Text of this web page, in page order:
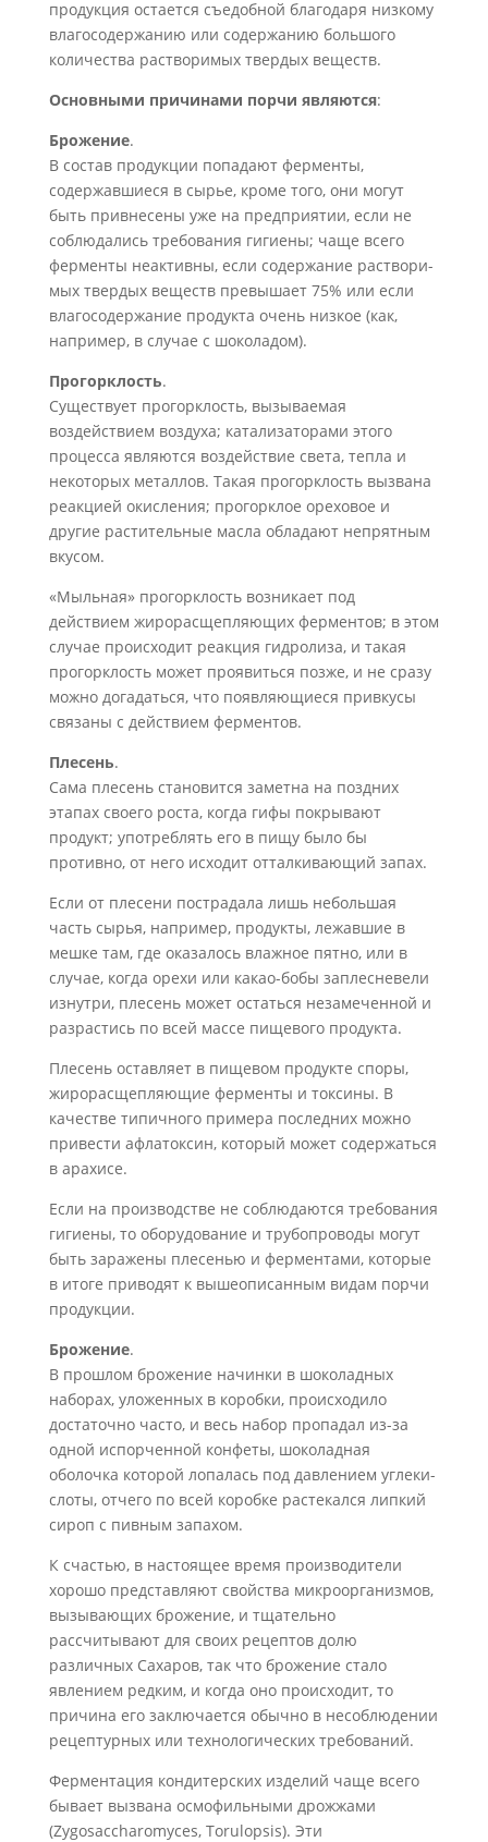
продукция остается съедоб­ной благодаря низкому
влагосодержанию или содержанию большого
количества растворимых твердых веществ.
Основными причинами порчи являются:
Брожение.
В состав продукции попадают ферменты,
содержавшиеся в сырье, кроме того, они могут
быть привнесены уже на предприятии, если не
соблюдались требования гигиены; чаще всего
ферменты неактивны, если содержание раствори­
мых твердых веществ превышает 75% или если
влагосодержание продукта очень низкое (как,
например, в случае с шоколадом).
Прогорклость.
Существует прогорклость, вызываемая
воздействием воздуха; катализаторами этого
процесса являются воздействие света, тепла и
некоторых ме­таллов. Такая прогорклость вызвана
реакцией окисления; прогорклое ореховое и
другие растительные масла обладают непрятным
вкусом.
«Мыльная» прогорклость возникает под
действием жирорасщепляющих фер­ментов; в этом
случае происходит реакция гидролиза, и такая
прогорклость может проявиться позже, и не сразу
можно догадаться, что появляющиеся привкусы
свя­заны с действием ферментов.
Плесень.
Сама плесень становится заметна на поздних
этапах своего роста, когда гифы покрывают
продукт; употреблять его в пищу было бы
противно, от него исхо­дит отталкивающий запах.
Если от плесени пострадала лишь небольшая
часть сырья, например, продукты, лежавшие в
мешке там, где оказалось влажное пятно, или в
случае, когда орехи или какао-бобы заплесневели
изнутри, плесень может остаться незамеченной и
разрас­тись по всей массе пищевого продукта.
Плесень оставляет в пищевом продукте споры,
жирорасщепляющие ферменты и токсины. В
качестве типичного примера последних можно
привести афлатоксин, который может содержаться
в арахисе.
Если на производстве не соблюдаются требования
гигиены, то оборудование и трубопроводы могут
быть заражены плесенью и ферментами, которые
в итоге при­водят к вышеописанным видам порчи
продукции.
Брожение.
В прошлом брожение начинки в шоколадных
наборах, уложенных в коробки, происходило
достаточно часто, и весь набор пропадал из-за
одной испор­ченной конфеты, шоколадная
оболочка которой лопалась под давлением углеки­
слоты, отчего по всей коробке растекался липкий
сироп с пивным запахом.
К счастью, в настоящее время производители
хорошо представляют свойства микроорганизмов,
вызывающих брожение, и тщательно
рассчитывают для своих рецептов долю
различных Сахаров, так что брожение стало
явлением редким, и ко­гда оно происходит, то
причина его заключается обычно в несоблюдении
рецептур­ных или технологических требований.
Ферментация кондитерских изделий чаще всего
бывает вызвана осмофильными дрожжами
(Zygosaccharomyces, Torulopsis). Эти